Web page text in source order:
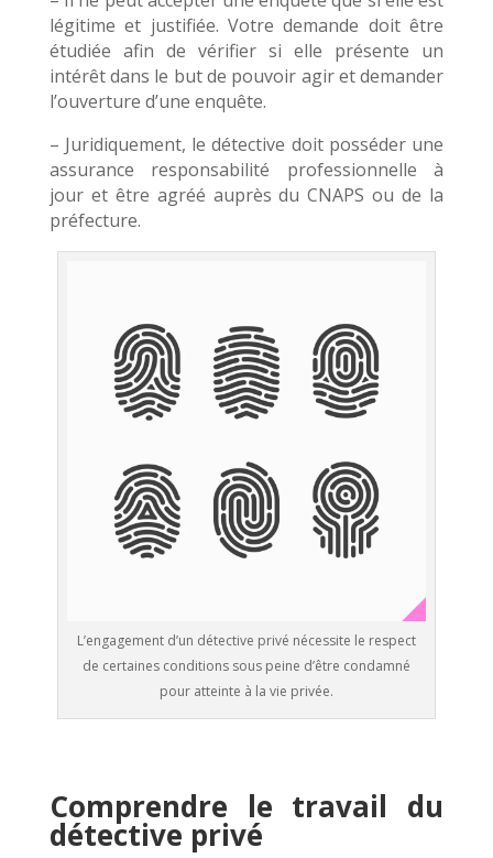
légitime et justifiée. Votre demande doit être
étudiée afin de vérifier si elle présente un
intérêt dans le but de pouvoir agir et demander
l’ouverture d’une enquête.
– Juridiquement, le détective doit posséder une
assurance responsabilité professionnelle à
jour et être agréé auprès du CNAPS ou de la
préfecture.
L’engagement d’un détective privé nécessite le respect
de certaines conditions sous peine d’être condamné
pour atteinte à la vie privée.
Comprendre le travail du
détective privé